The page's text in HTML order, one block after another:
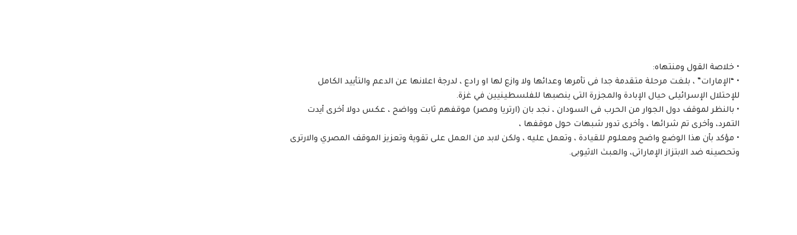
• خلاصة القول ومنتهاه:
• “الإمارات” ، بلغت مرحلة متقدمة جدا فى تأمرها وعدائها ولا وازع لها او رادع ، لدرجة اعلانها عن الدعم والتأييد الكامل
للإحتلال الإسرائيلى حيال الإبادة والمجزرة التى ينصبها للفلسطينيين في غزة.
• بالنظر لموقف دول الجوار من الحرب فى السودان ، نجد بان (ارتريا ومصر) موقفهم ثابت وواضح ، عكس دولا أخرى أيدت
التمرد، وأخرى تم شرائها ، وأخرى تدور شبهات حول موقفها ،
• مؤكد بأن هذا الوضع واضح ومعلوم للقيادة ، وتعمل عليه ، ولكن لابد من العمل على تقوية وتعزيز الموقف المصري والارترى
وتحصينه ضد الابتزاز الإماراتى، والعبث الاثيوبى.